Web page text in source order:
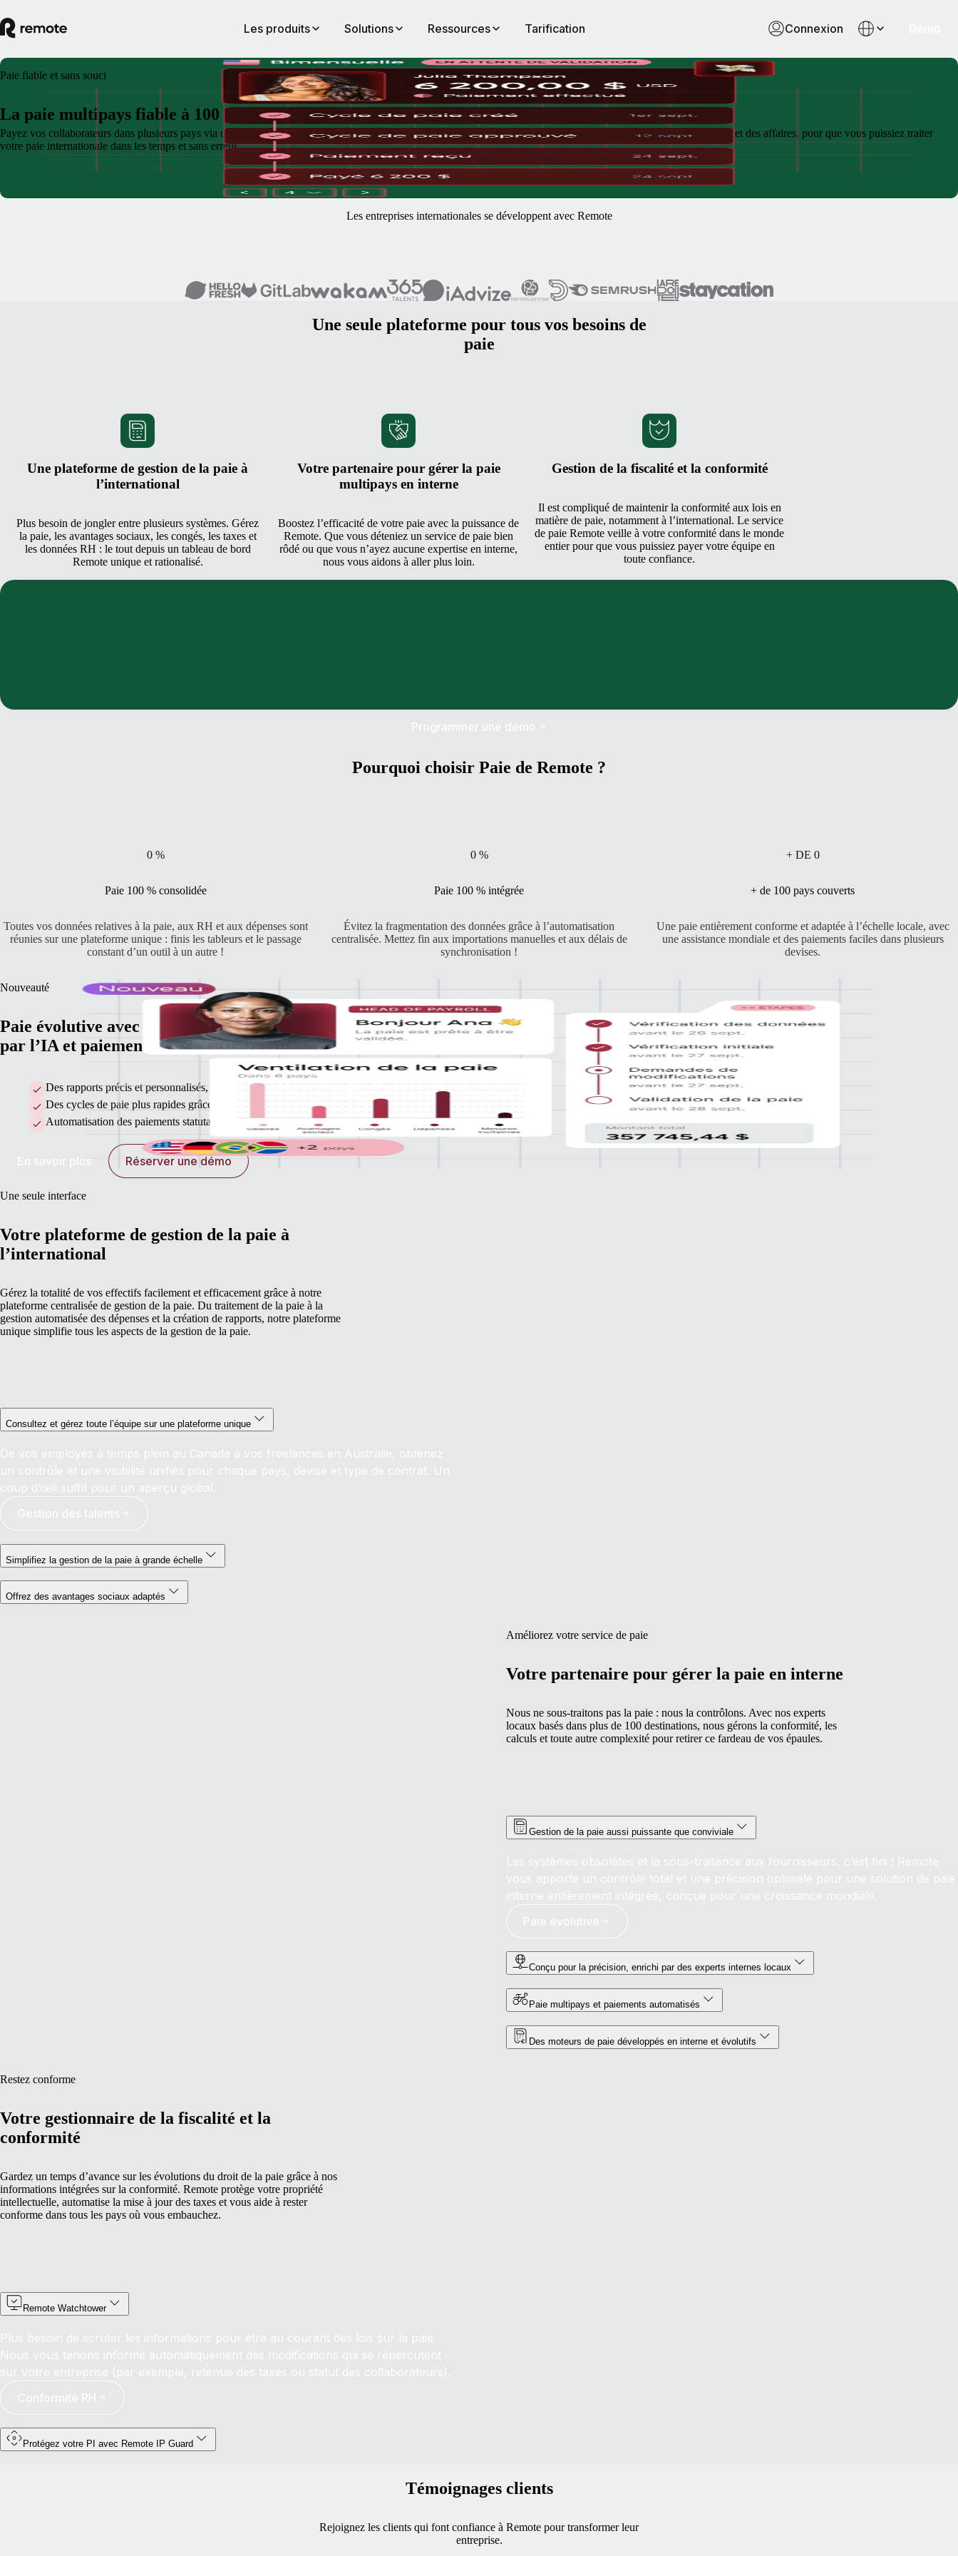
Les produits Solutions Ressources Tarification Connexion
Paie fiable et sans souci
La paie multipays fiable à 100 %
Payez vos collaborateurs dans plusieurs pays via une plateforme unique. Nous prenons en charge les tâches complexes liées à la fiscalité locale et au droit du travail et des affaires, pour que vous puissiez traiter
votre paie internationale dans les temps et sans erreur.
Les entreprises internationales se développent avec Remote
Une seule plateforme pour tous vos besoins de
paie
Une plateforme de gestion de la paie à
l’international
Plus besoin de jongler entre plusieurs systèmes. Gérez
la paie, les avantages sociaux, les congés, les taxes et
les données RH : le tout depuis un tableau de bord
Remote unique et rationalisé.
Votre partenaire pour gérer la paie
multipays en interne
Boostez l’efficacité de votre paie avec la puissance de
Remote. Que vous déteniez un service de paie bien
rôdé ou que vous n’ayez aucune expertise en interne,
nous vous aidons à aller plus loin.
Gestion de la fiscalité et la conformité
Il est compliqué de maintenir la conformité aux lois en
matière de paie, notamment à l’international. Le service
de paie Remote veille à votre conformité dans le monde
entier pour que vous puissiez payer votre équipe en
toute confiance.
Programmer une démo
Pourquoi choisir Paie de Remote ?
0%
Paie 100 % consolidée
Toutes vos données relatives à la paie, aux RH et aux dépenses sont
réunies sur une plateforme unique : finis les tableurs et le passage
constant d’un outil à un autre !
0%
Paie 100 % intégrée
Évitez la fragmentation des données grâce à l’automatisation
centralisée. Mettez fin aux importations manuelles et aux délais de
synchronisation !
+ DE 0
+ de 100 pays couverts
Une paie entièrement conforme et adaptée à l’échelle locale, avec
une assistance mondiale et des paiements faciles dans plusieurs
devises.
Nouveauté
Paie évolutive avec flux de travail alimentés
par l’IA et paiements automatisés
Des rapports précis et personnalisés, synchronisés avec votre système de compta
Des cycles de paie plus rapides grâce aux mises à jour groupées et aux intégrations RH fluides
Automatisation des paiements statutaires, détection des erreurs, compilation des dossiers en vue des audits
En savoir plus Réserver une démo
Une seule interface
Votre plateforme de gestion de la paie à
l’international
Gérez la totalité de vos effectifs facilement et efficacement grâce à notre
plateforme centralisée de gestion de la paie. Du traitement de la paie à la
gestion automatisée des dépenses et la création de rapports, notre plateforme
unique simplifie tous les aspects de la gestion de la paie.
Consultez et gérez toute l’équipe sur une plateforme unique
De vos employés à temps plein au Canada à vos freelances en Australie, obtenez
un contrôle et une visibilité unifiés pour chaque pays, devise et type de contrat. Un
coup d’œil suffit pour un aperçu global.
Gestion des talents
Simplifiez la gestion de la paie à grande échelle
Offrez des avantages sociaux adaptés
Améliorez votre service de paie
Votre partenaire pour gérer la paie en interne
Nous ne sous-traitons pas la paie : nous la contrôlons. Avec nos experts
locaux basés dans plus de 100 destinations, nous gérons la conformité, les
calculs et toute autre complexité pour retirer ce fardeau de vos épaules.
Gestion de la paie aussi puissante que conviviale
Les systèmes obsolètes et la sous-traitance aux fournisseurs, c’est fini ! Remote
vous apporte un contrôle total et une précision optimale pour une solution de paie
interne entièrement intégrée, conçue pour une croissance mondiale.
Paie évolutive
Conçu pour la précision, enrichi par des experts internes locaux
Paie multipays et paiements automatisés
Des moteurs de paie développés en interne et évolutifs
Restez conforme
Votre gestionnaire de la fiscalité et la
conformité
Gardez un temps d’avance sur les évolutions du droit de la paie grâce à nos
informations intégrées sur la conformité. Remote protège votre propriété
intellectuelle, automatise la mise à jour des taxes et vous aide à rester
conforme dans tous les pays où vous embauchez.
Remote Watchtower
Plus besoin de scruter les informations pour être au courant des lois sur la paie.
Nous vous tenons informé automatiquement des modifications qui se répercutent
sur votre entreprise (par exemple, retenue des taxes ou statut des collaborateurs).
Conformité RH
Protégez votre PI avec Remote IP Guard
Témoignages clients
Rejoignez les clients qui font confiance à Remote pour transformer leur
entreprise.